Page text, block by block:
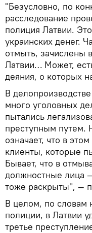
"Безусловно, по
расследование
полиция Латвии.
украинских денег.
отмыть, зачислены
Латвии… Может,
деяния, о которых
В
много уголовных
пытались
преступным путем.
означает, что в
клиенты, которые
Бывает, что в
должностные лица
тоже раскрыты", —
В целом, по словам
полиции, в Латвии
третье